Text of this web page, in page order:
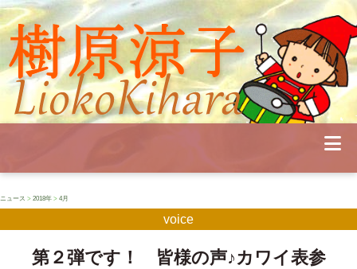
Profile
Concert
Seminar
Diary
Contact
School
ニュース > 2018年 > 4月
voice
第２弾です！ 皆様の声♪カワイ表参